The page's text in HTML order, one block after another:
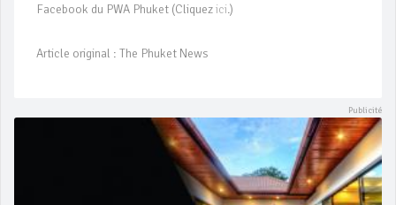
Facebook du PWA Phuket (Cliquezici.)
Article original : The Phuket News